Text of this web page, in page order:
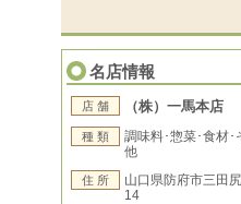
名店情報
店 舗 （株）一馬本店
種 類
調味料･惣菜･食材･
他
住 所
山口県防府市三田
14